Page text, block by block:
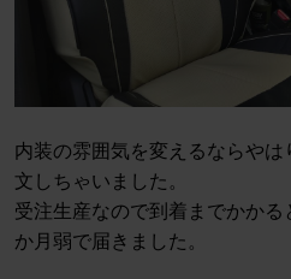
内装の雰囲気を変えるならや
文しちゃいました。
受注生産なので到着までかか
か月弱で届きました。